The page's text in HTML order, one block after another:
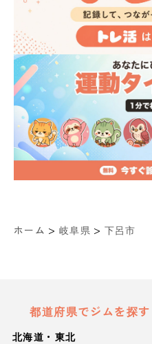
ホーム > 岐阜県 > 下呂市
都道府県でジムを探す
北海道・東北